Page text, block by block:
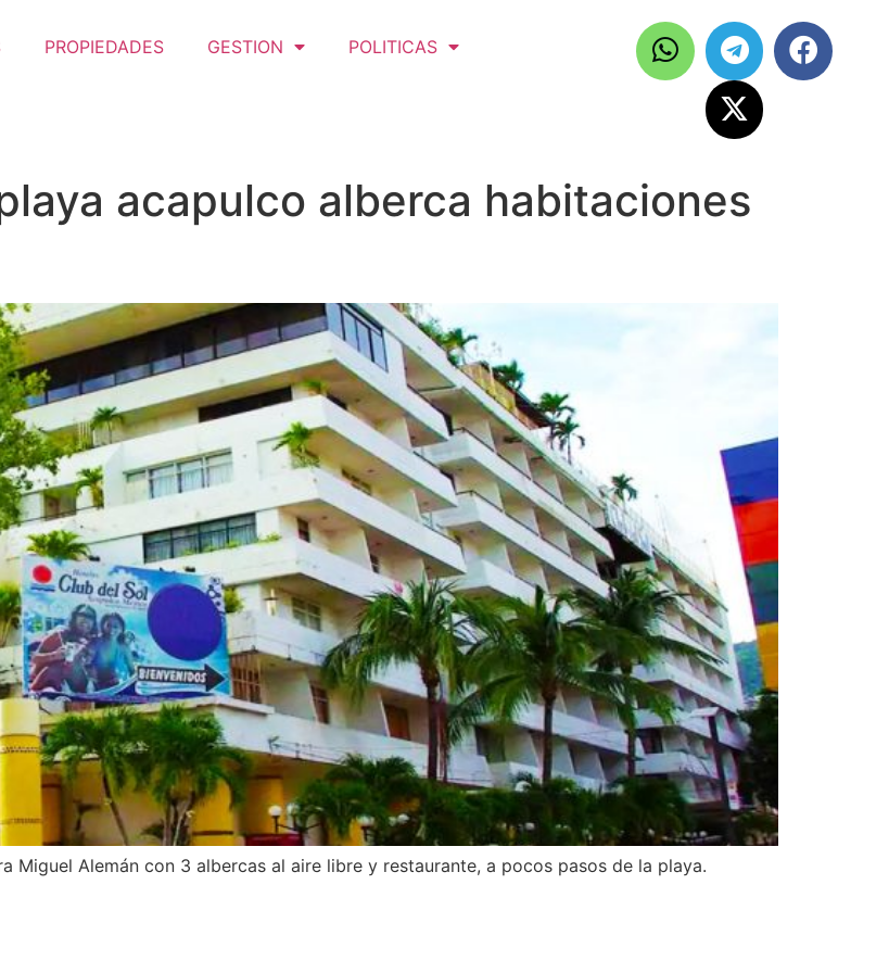
PROPIEDADES GESTION POLITICAS
acapulco alberca habitaciones
Miguel Alemán con 3 albercas al aire libre y restaurante, a pocos pasos de la playa.